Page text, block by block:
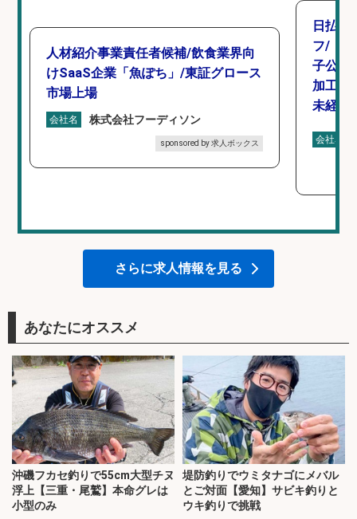
人材紹介事業責任者候補/飲食業界向
けSaaS企業「魚ぽち」/東証グロース
市場上場
会社名 株式会社フーディソン
sponsored by 求人ボックス
日払い
フ/「
子公園
加工や
未経験
会社名
さらに求人情報を見る
あなたにオススメ
沖磯フカセ釣りで55cm大型チヌ
浮上【三重・尾鷲】本命グレは
小型のみ
堤防釣りでウミタナゴにメバル
とご対面【愛知】サビキ釣りと
ウキ釣りで挑戦